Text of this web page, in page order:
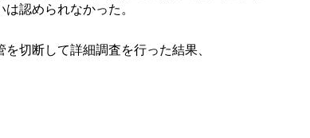
認められなかった。
切断して詳細調査を行った結果、